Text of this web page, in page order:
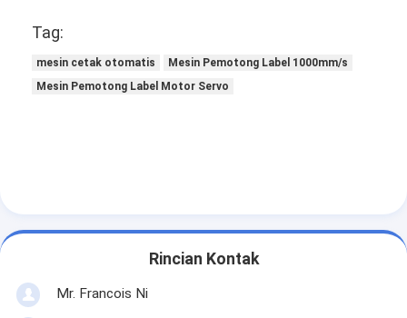
Tag:
mesin cetak otomatis
Mesin Pemotong Label 1000mm/s
Mesin Pemotong Label Motor Servo
Rincian Kontak
Mr. Francois Ni